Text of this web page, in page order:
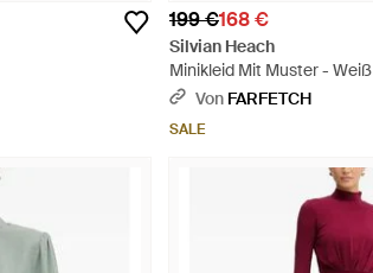
199 €168 €
Silvian Heach
Minikleid Mit Muster - Weiß
Von FARFETCH
SALE